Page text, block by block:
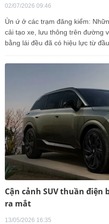
02/07/2026 09:46
Ùn ứ ở các trạm đăng kiểm:
cải tạo xe, lưu thông trên đường
bằng lái đều đã có hiệu lực từ
Cận cảnh SUV thuần điện
ra mắt
13/05/2026 16:35